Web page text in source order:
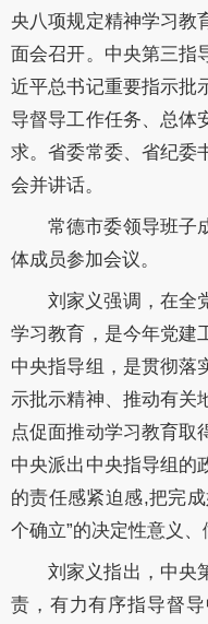
央八项规定精神学习教
面会召开。中央第三指
近平总书记重要指示批
导督导工作任务、总体
求。省委常委、省纪委
会并讲话。
常德市委领导班子
体成员参加会议。
刘家义强调，在全
学习教育，是今年党建
中央指导组，是贯彻落
示批示精神、推动有关
点促面推动学习教育取
中央派出中央指导组的
的责任感紧迫感,把完
个确立”的决定性意义、
刘家义指出，中央
责，有力有序指导督